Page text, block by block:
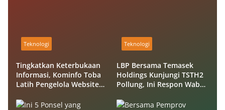
Teknologi
Tingkatkan Keterbukaan
Informasi, Kominfo Toba
Latih Pengelola Website
Teknologi
LBP Bersama Temasek
Holdings Kunjungi TSTH2
Pollung, Ini Respon Wabup